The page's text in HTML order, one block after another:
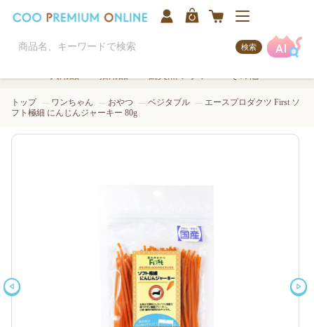
検索
トップ ワンちゃん おやつ ベジタブル
エースプロダクツ First ソ
フト極細 にんじんジャーキー 80g